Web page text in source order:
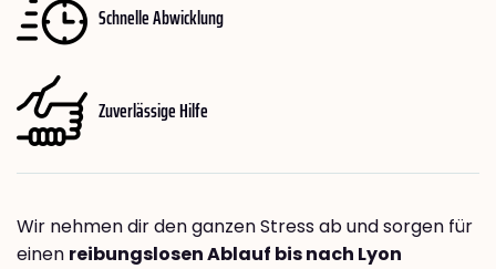
Schnelle Abwicklung
Zuverlässige Hilfe
Wir nehmen dir den ganzen Stress ab und sorgen für
einen reibungslosen Ablauf bis nach Lyon